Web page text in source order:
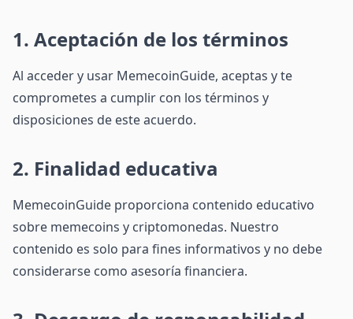
1. Aceptación de los términos
Al acceder y usar MemecoinGuide, aceptas y te
comprometes a cumplir con los términos y
disposiciones de este acuerdo.
2. Finalidad educativa
MemecoinGuide proporciona contenido educativo
sobre memecoins y criptomonedas. Nuestro
contenido es solo para fines informativos y no debe
considerarse como asesoría financiera.